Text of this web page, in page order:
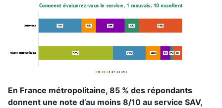
En France métropolitaine, 85 % des répondants
donnent une note d’au moins 8/10 au service SAV,